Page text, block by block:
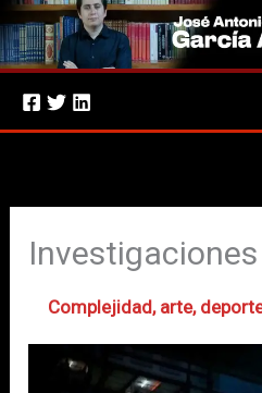
al
contenido
Complejidad, arte,